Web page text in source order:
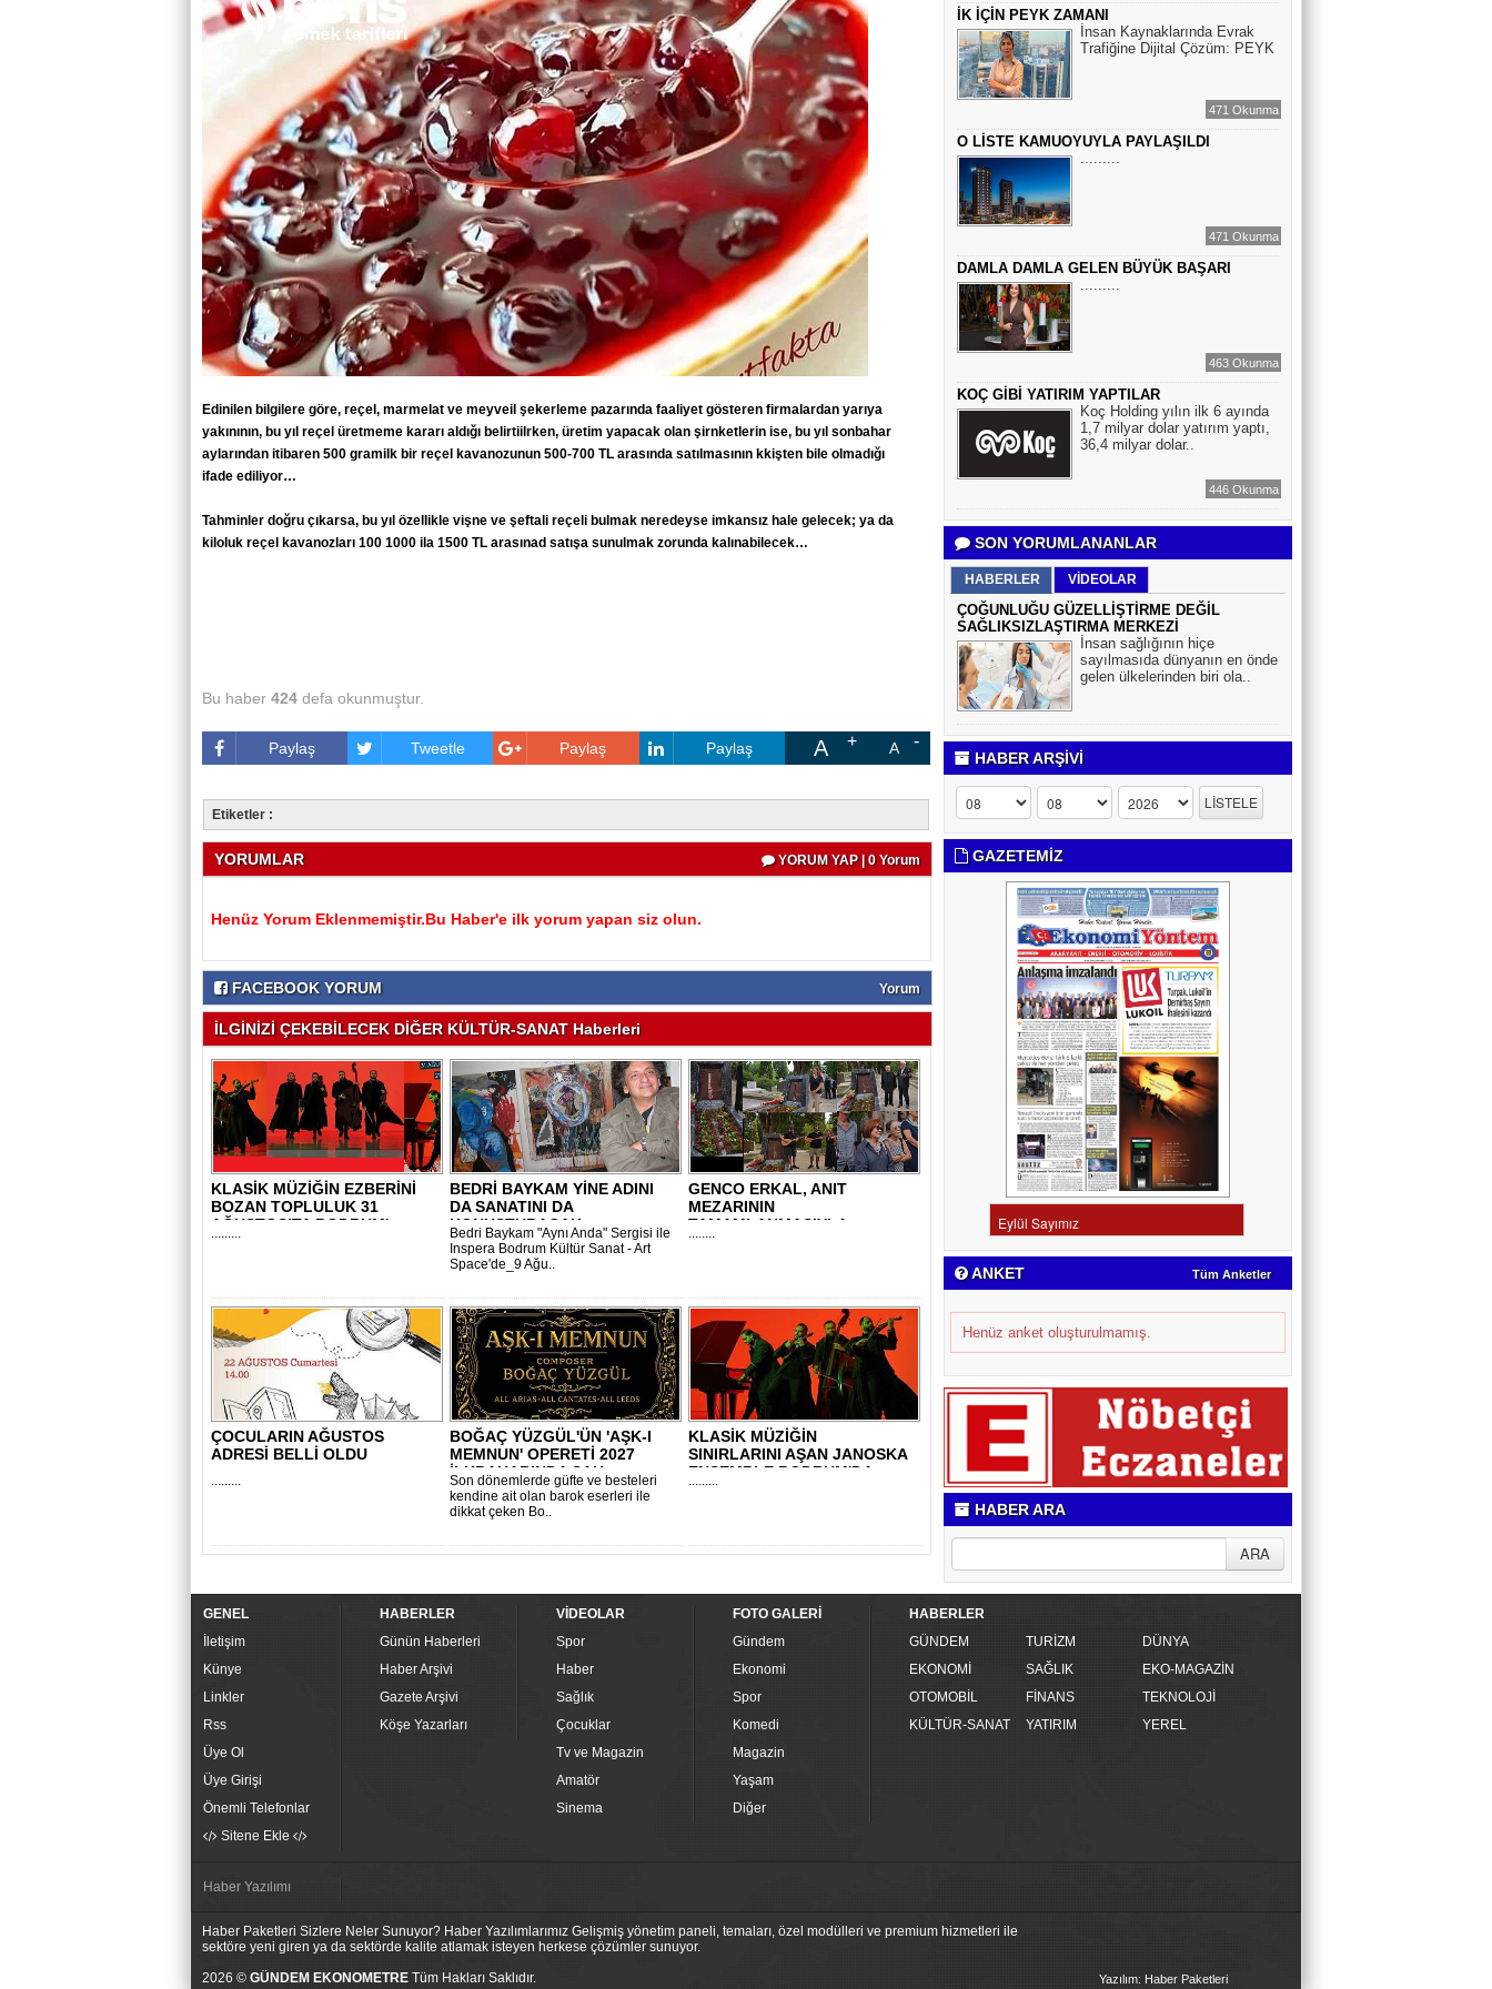
Edinilen bilgilere göre, reçel, marmelat ve meyveil şekerleme pazarında faaliyet gösteren firmalardan yarıya
yakınının, bu yıl reçel üretmeme kararı aldığı belirtiilrken, üretim yapacak olan şirnketlerin ise, bu yıl sonbahar
aylarından itibaren 500 gramilk bir reçel kavanozunun 500-700 TL arasında satılmasının kkişten bile olmadığı
ifade ediliyor…
Tahminler doğru çıkarsa, bu yıl özellikle vişne ve şeftali reçeli bulmak neredeyse imkansız hale gelecek; ya da
kiloluk reçel kavanozları 100 1000 ila 1500 TL arasınad satışa sunulmak zorunda kalınabilecek…
Bu haber 424 defa okunmuştur.
Paylaş Tweetle Paylaş Paylaş A A
Etiketler :
YORUMLAR YORUM YAP | 0 Yorum
Henüz Yorum Eklenmemiştir.Bu Haber'e ilk yorum yapan siz olun.
FACEBOOK YORUM Yorum
İLGİNİZİ ÇEKEBİLECEK DİĞER KÜLTÜR-SANAT Haberleri
KLASİK MÜZİĞİN EZBERİNİ
BOZAN TOPLULUK 31
AĞUSTOS’TA BODRUM'..
.........
BEDRİ BAYKAM YİNE ADINI
DA SANATINI DA
KONUŞTURACAK
Bedri Baykam "Aynı Anda" Sergisi ile
Inspera Bodrum Kültür Sanat - Art
Space'de_9 Ağu..
GENCO ERKAL, ANIT
MEZARININ
TAMAMLANMASIYLA
VEFATININ İKİ..
........
ÇOCULARIN AĞUSTOS
ADRESİ BELLİ OLDU
.........
BOĞAÇ YÜZGÜL'ÜN 'AŞK-I
MEMNUN' OPERETİ 2027
İLKBAHARINDA SAH..
Son dönemlerde güfte ve besteleri
kendine ait olan barok eserleri ile
dikkat çeken Bo..
KLASİK MÜZİĞİN
SINIRLARINI AŞAN JANOSKA
ENSEMBLE BODRUM'DA..
.........
BİR ROMAN DAHA
EMİR EMİRHANOĞLU
MACİT SOYDAN
BİR KEDİNİN GÖZLERİNE
İK İÇİN PEYK ZAMANI
İnsan Kaynaklarında Evrak
Trafiğine Dijital Çözüm: PEYK
471 Okunma
O LİSTE KAMUOYUYLA PAYLAŞILDI
.........
471 Okunma
DAMLA DAMLA GELEN BÜYÜK BAŞARI
.........
463 Okunma
KOÇ GİBİ YATIRIM YAPTILAR
Koç Holding yılın ilk 6 ayında
1,7 milyar dolar yatırım yaptı,
36,4 milyar dolar..
446 Okunma
SON YORUMLANANLAR
HABERLER VİDEOLAR
ÇOĞUNLUĞU GÜZELLİŞTİRME DEĞİL
SAĞLIKSIZLAŞTIRMA MERKEZİ
İnsan sağlığının hiçe
sayılmasıda dünyanın en önde
gelen ülkelerinden biri ola..
HABER ARŞİVİ
GAZETEMİZ
ANKET Tüm Anketler
Henüz anket oluşturulmamış.
HABER ARA
GENEL
İletişim
Künye
Linkler
Rss
Üye Ol
Üye Girişi
Önemli Telefonlar
Sitene Ekle
HABERLER
Günün Haberleri
Haber Arşivi
Gazete Arşivi
Köşe Yazarları
VİDEOLAR
Spor
Haber
Sağlık
Çocuklar
Tv ve Magazin
Amatör
Sinema
FOTO GALERİ
Gündem
Ekonomi
Spor
Komedi
Magazin
Yaşam
Diğer
HABERLER
GÜNDEM
TURİZM
DÜNYA
EKONOMİ
SAĞLIK
EKO-MAGAZİN
OTOMOBİL
FİNANS
TEKNOLOJİ
KÜLTÜR-SANAT
YATIRIM YEREL
Haber Yazılımı
Haber Paketleri Sizlere Neler Sunuyor? Haber Yazılımlarımız Gelişmiş yönetim paneli, temaları, özel modülleri ve premium hizmetleri ile
sektöre yeni giren ya da sektörde kalite atlamak isteyen herkese çözümler sunuyor.
2026 © GÜNDEM EKONOMETRE Tüm Hakları Saklıdır. Yazılım: Haber Paketleri